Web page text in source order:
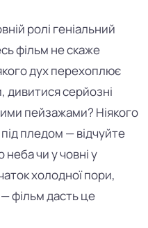
ролі геніальний
фільм не скаже
дух перехоплює
дивитися серйозні
пейзажами? Ніякого
пледом — відчуйте
неба чи у човні у
холодної пори,
— фільм дасть це